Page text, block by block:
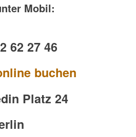
Mobil:
62 27 46
buchen
Platz 24